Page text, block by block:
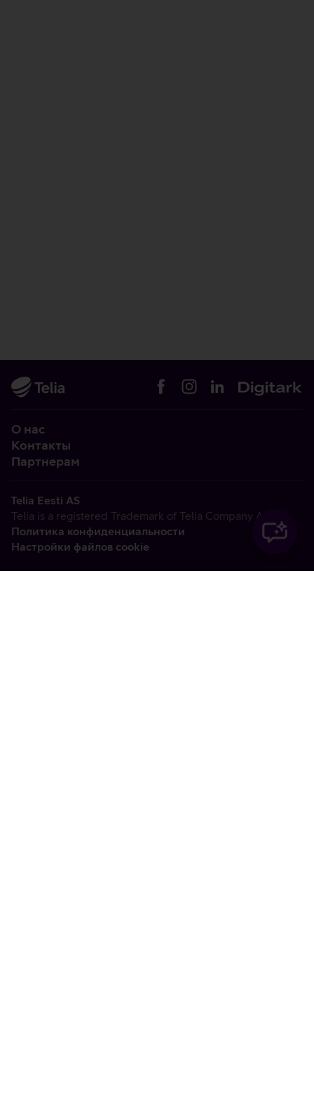
О нас
Контакты
Партнерам
Telia Eesti AS
Telia is a registered Trademark of Telia Company AB
Политика конфиденциальности
Настройки файлов cookie